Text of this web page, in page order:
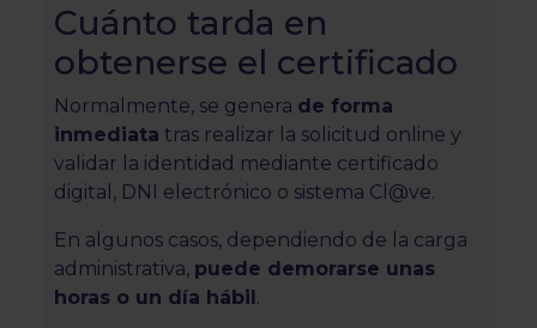
Cuánto tarda en
obtenerse el certificado
Normalmente, se genera de forma
inmediata tras realizar la solicitud online y
validar la identidad mediante certificado
digital, DNI electrónico o sistema Cl@ve.
En algunos casos, dependiendo de la carga
administrativa, puede demorarse unas
horas o un día hábil.